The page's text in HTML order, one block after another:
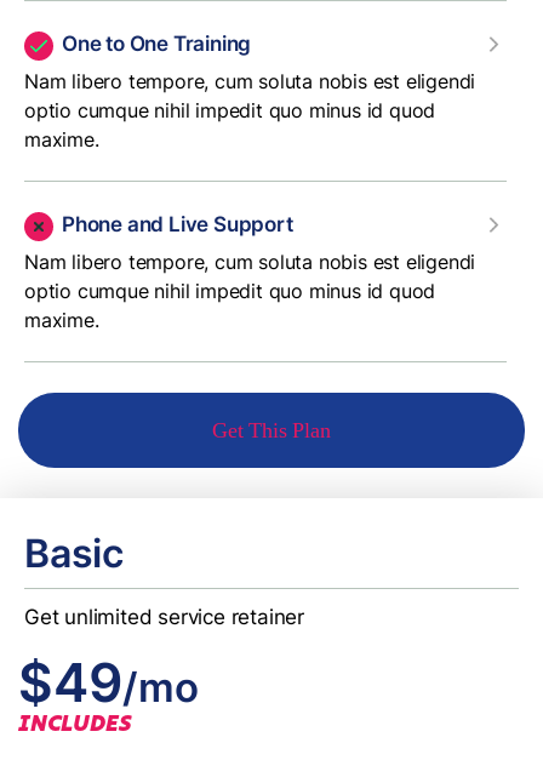
One to One Training
Nam libero tempore, cum soluta nobis est eligendi
optio cumque nihil impedit quo minus id quod
maxime.
Phone and Live Support
Nam libero tempore, cum soluta nobis est eligendi
optio cumque nihil impedit quo minus id quod
maxime.
Get This Plan
Basic
Get unlimited service retainer
$49/mo
INCLUDES